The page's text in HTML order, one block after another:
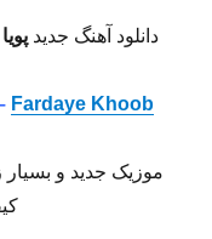
دانلود آهنگ جدید پویا
Fardaye Khoob
موزیک جدید و بسیار